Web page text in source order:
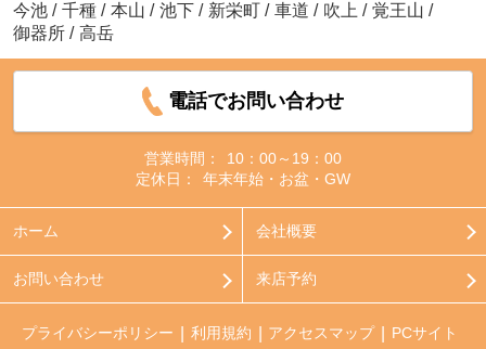
今池 / 千種 / 本山 / 池下 / 新栄町 / 車道 / 吹上 / 覚王山 /
御器所 / 高岳
電話でお問い合わせ
営業時間：
10：00～19：00
定休日：
年末年始・お盆・GW
ホーム 会社概要
お問い合わせ 来店予約
プライバシーポリシー 利用規約 アクセスマップ
PCサイト